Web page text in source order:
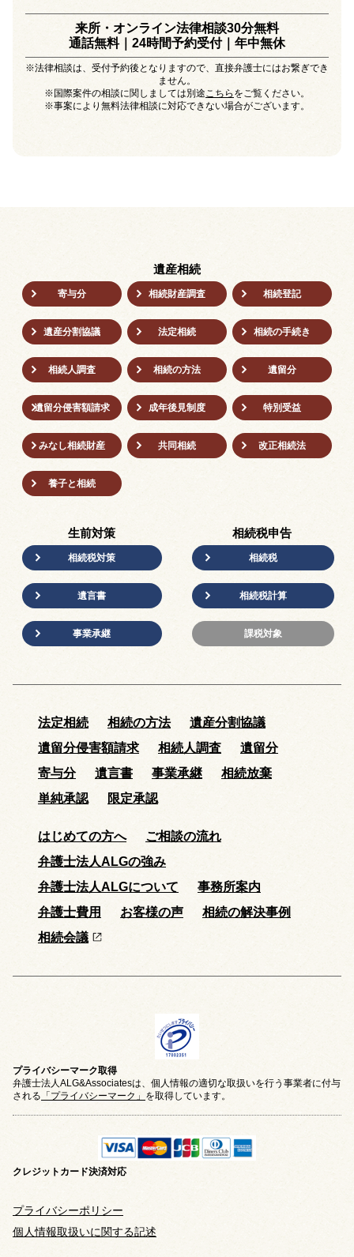
来所・オンライン法律相談30分無料
通話無料｜24時間予約受付｜年中無休
※法律相談は、受付予約後となりますので、直接弁護士にはお繋ぎでき
ません。
※国際案件の相談に関しましては別途 こちら をご覧ください。
※事案により無料法律相談に対応できない場合がございます。
遺産相続
寄与分 相続財産調査 相続登記
遺産分割協議 法定相続 相続の⼿続き
相続人調査 相続の方法 遺留分
遺留分侵害額請求 成年後⾒制度 特別受益
みなし相続財産 共同相続 改正相続法
養子と相続
生前対策
相続税対策
遺言書
事業承継
相続税申告
相続税
相続税計算
課税対象
法定相続 相続の方法
遺産分割協議
遺留分侵害額請求
相続人調査
遺留分
寄与分
遺言書 事業承継
相続放棄
単純承認
限定承認
はじめての方へ
ご相談の流れ
弁護士法人ALGの強み
弁護士法人ALGについて
事務所案内
弁護士費用
お客様の声
相続の解決事例
相続会議
プライバシーマーク取得
弁護士法人ALG&Associatesは、個人情報の適切な取扱いを行う事業者に付与
される 「プライバシーマーク」 を取得しています。
クレジットカード決済対応
プライバシーポリシー
個人情報取扱いに関する記述